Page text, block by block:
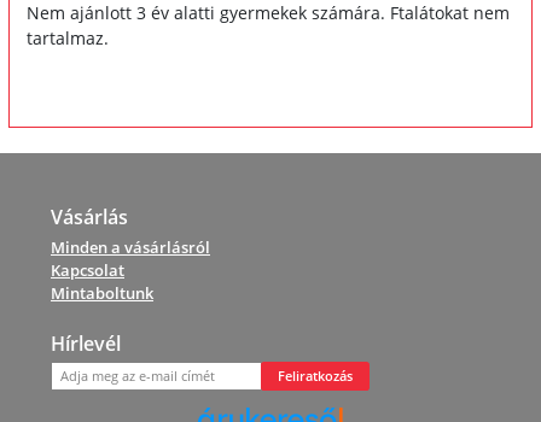
Nem ajánlott 3 év alatti gyermekek számára. Ftalátokat nem
tartalmaz.
Vásárlás
Minden a vásárlásról
Kapcsolat
Mintaboltunk
Hírlevél
Feliratkozás